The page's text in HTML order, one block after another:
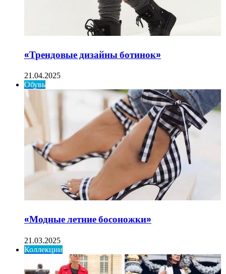
«Трендовые дизайны ботинок»
21.04.2025
Обувь
«Модные летние босоножки»
21.03.2025
Коллекции